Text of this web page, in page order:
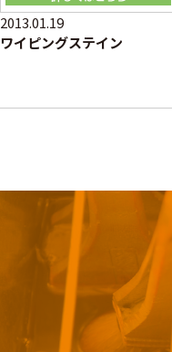
2013.01.19
ワイピングステイン